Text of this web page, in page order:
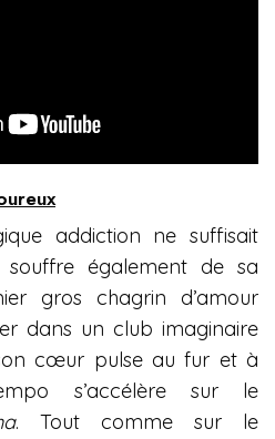
addiction ne suffisait
souffre également de sa
gros chagrin d’amour
dans un club imaginaire
cœur pulse au fur et à
s’accélère sur le
. Tout comme sur le